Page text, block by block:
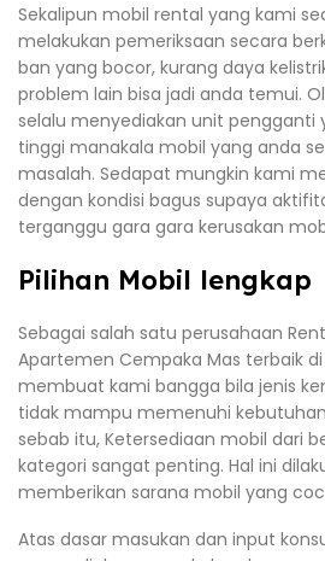
Sekalipun mobil rental yang kami
melakukan pemeriksaan secara
ban yang bocor, kurang daya
problem lain bisa jadi anda temui.
selalu menyediakan unit pengganti
tinggi manakala mobil yang anda
masalah. Sedapat mungkin kami
dengan kondisi bagus supaya
terganggu gara gara kerusakan
Pilihan Mobil lengkap
Sebagai salah satu perusahaan
Apartemen Cempaka Mas terbaik
membuat kami bangga bila jenis
tidak mampu memenuhi
sebab itu, Ketersediaan mobil dari
kategori sangat penting. Hal ini
memberikan sarana mobil yang
Atas dasar masukan dan input